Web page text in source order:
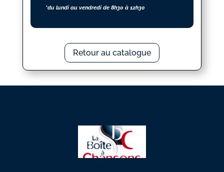
*du lundi au vendredi de 8h30 à 12h30
Retour au catalogue